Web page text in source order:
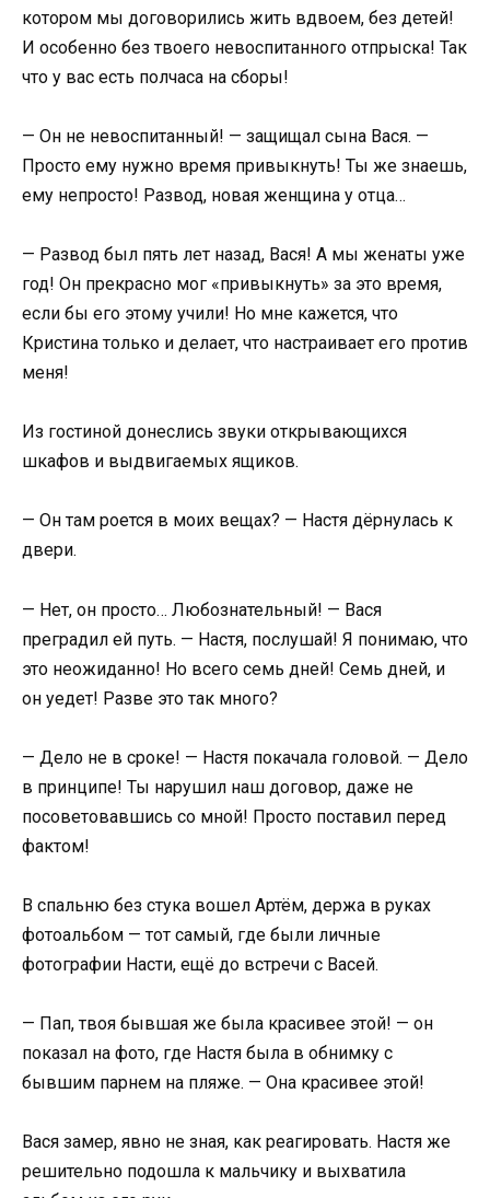
котором мы договорились жить вдвоем, без детей!
И особенно без твоего невоспитанного отпрыска! Так
что у вас есть полчаса на сборы!
— Он не невоспитанный! — защищал сына Вася. —
Просто ему нужно время привыкнуть! Ты же знаешь,
ему непросто! Развод, новая женщина у отца…
— Развод был пять лет назад, Вася! А мы женаты уже
год! Он прекрасно мог «привыкнуть» за это время,
если бы его этому учили! Но мне кажется, что
Кристина только и делает, что настраивает его против
меня!
Из гостиной донеслись звуки открывающихся
шкафов и выдвигаемых ящиков.
— Он там роется в моих вещах? — Настя дёрнулась к
двери.
— Нет, он просто… Любознательный! — Вася
преградил ей путь. — Настя, послушай! Я понимаю, что
это неожиданно! Но всего семь дней! Семь дней, и
он уедет! Разве это так много?
— Дело не в сроке! — Настя покачала головой. — Дело
в принципе! Ты нарушил наш договор, даже не
посоветовавшись со мной! Просто поставил перед
фактом!
В спальню без стука вошел Артём, держа в руках
фотоальбом — тот самый, где были личные
фотографии Насти, ещё до встречи с Васей.
— Пап, твоя бывшая же была красивее этой! — он
показал на фото, где Настя была в обнимку с
бывшим парнем на пляже. — Она красивее этой!
Вася замер, явно не зная, как реагировать. Настя же
решительно подошла к мальчику и выхватила